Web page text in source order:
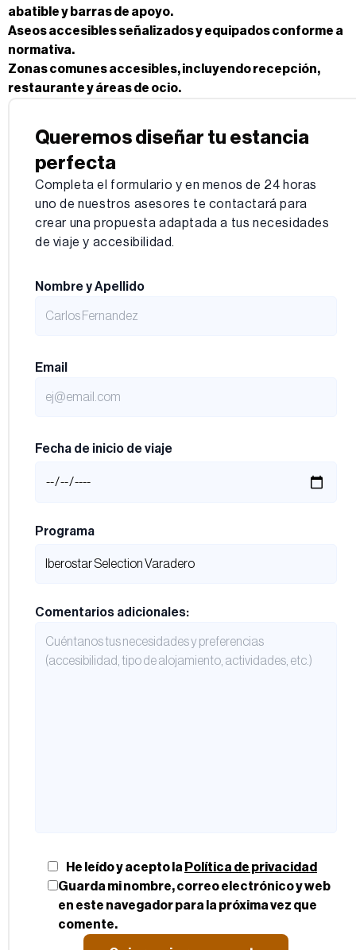
abatible y barras de apoyo.
Aseos accesibles señalizados y equipados conforme a
normativa.
Zonas comunes accesibles, incluyendo recepción,
restaurante y áreas de ocio.
Queremos diseñar tu estancia
perfecta
Completa el formulario y en menos de 24 horas
uno de nuestros asesores te contactará para
crear una propuesta adaptada a tus necesidades
de viaje y accesibilidad.
Nombre y Apellido
Email
Fecha de inicio de viaje
Programa
Comentarios adicionales:
He leído y acepto la Política de privacidad
Guarda mi nombre, correo electrónico y web
en este navegador para la próxima vez que
comente.